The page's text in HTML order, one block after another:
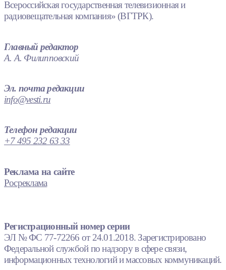
Всероссийская государственная телевизионная и
радиовещательная компания» (ВГТРК).
Главный редактор
А. А. Филипповский
Эл. почта редакции
info@vesti.ru
Телефон редакции
+7 495 232 63 33
Реклама на сайте
Росреклама
Регистрационный номер серии
ЭЛ № ФС 77-72266 от 24.01.2018. Зарегистрировано
Федеральной службой по надзору в сфере связи,
информационных технологий и массовых коммуникаций.